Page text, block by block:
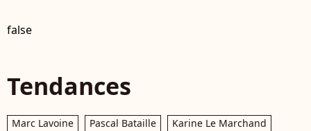
false
Tendances
Marc Lavoine Pascal Bataille
Karine Le Marchand